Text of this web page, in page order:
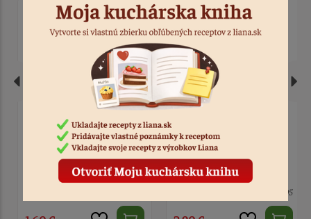
Zápich - srdce Mr&Mrs s
kvetmi
Zápich Svadobný pár s
prstienkami drevo
Kód: 5195